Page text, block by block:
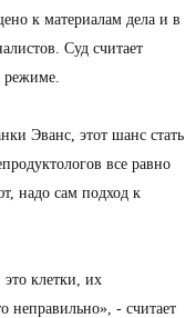
к материалам дела и в
Суд считает
режиме.
Эванс, этот шанс стать
все равно
надо сам подход к
клетки, их
неправильно», - считает